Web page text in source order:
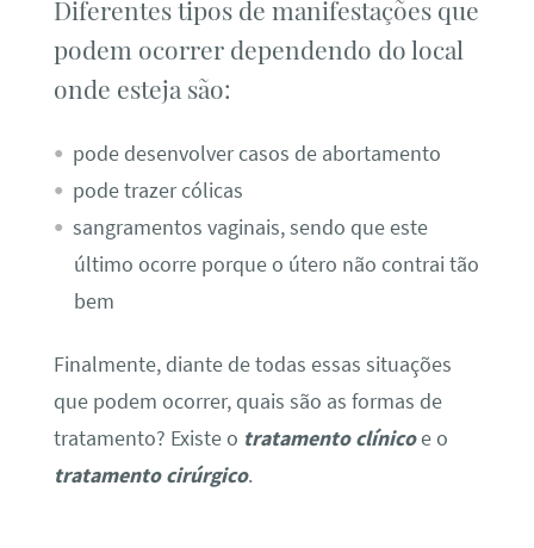
Diferentes tipos de manifestações que
podem ocorrer dependendo do local
onde esteja são:
pode desenvolver casos de abortamento
pode trazer cólicas
sangramentos vaginais, sendo que este
último ocorre porque o útero não contrai tão
bem
Finalmente, diante de todas essas situações
que podem ocorrer, quais são as formas de
tratamento? Existe o tratamento clínicoe o
tratamento cirúrgico.